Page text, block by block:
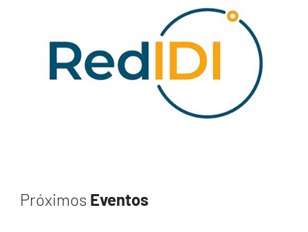
Próximos Eventos